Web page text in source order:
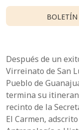
Después de un
Virreinato de San
Pueblo de
termina su
recinto de la
El Carmen,